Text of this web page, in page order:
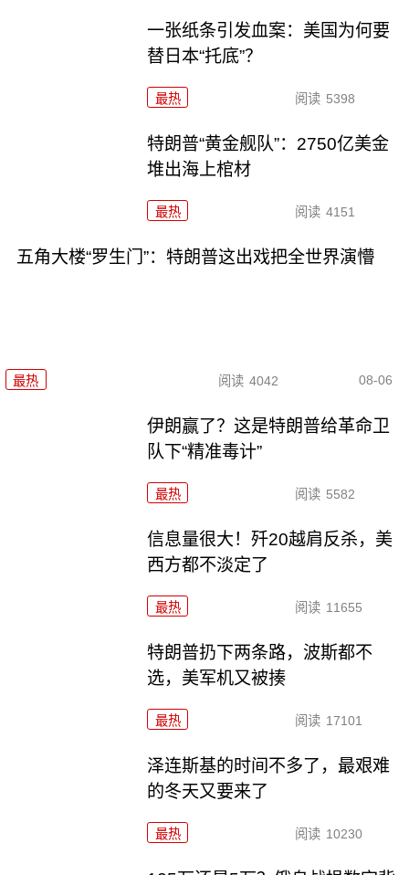
一张纸条引发血案：美国为何要
替日本“托底”？
最热 阅读 5398
特朗普“黄金舰队”：2750亿美金
堆出海上棺材
最热 阅读 4151
五角大楼“罗生门”：特朗普这出戏把全世界演懵
最热 阅读 4042 08-06
伊朗赢了？这是特朗普给革命卫
队下“精准毒计”
最热 阅读 5582
信息量很大！歼20越肩反杀，美
西方都不淡定了
最热 阅读 11655
特朗普扔下两条路，波斯都不
选，美军机又被揍
最热 阅读 17101
泽连斯基的时间不多了，最艰难
的冬天又要来了
最热 阅读 10230